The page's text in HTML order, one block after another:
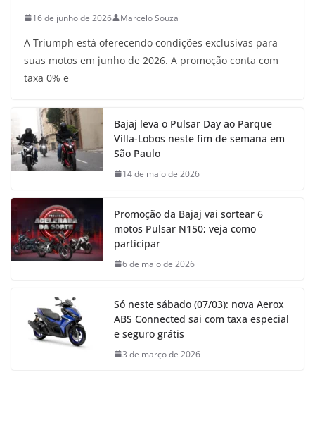
16 de junho de 2026 Marcelo Souza
A Triumph está oferecendo condições exclusivas para
suas motos em junho de 2026. A promoção conta com
taxa 0% e
Bajaj leva o Pulsar Day ao Parque
Villa-Lobos neste fim de semana em
São Paulo
14 de maio de 2026
Promoção da Bajaj vai sortear 6
motos Pulsar N150; veja como
participar
6 de maio de 2026
Só neste sábado (07/03): nova Aerox
ABS Connected sai com taxa especial
e seguro grátis
3 de março de 2026